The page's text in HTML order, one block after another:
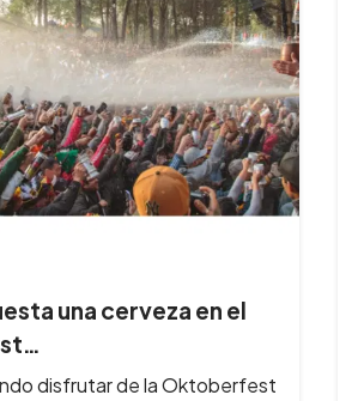
horas dura el Oktoberfest
es…
aprovechar al máximo tu experiencia
Te contamos cuánto dura
a qué hora es mejor…